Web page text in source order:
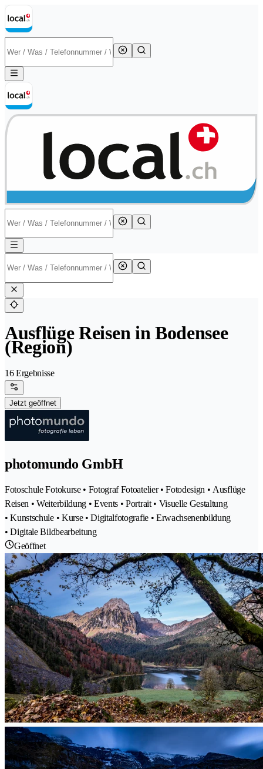
Ausflüge Reisen in Bodensee
(Region)
16 Ergebnisse
Jetzt geöffnet
photomundo GmbH
Fotoschule Fotokurse • Fotograf Fotoatelier • Fotodesign • Ausflüge
Reisen • Weiterbildung • Events • Portrait • Visuelle Gestaltung
• Kunstschule • Kurse • Digitalfotografie • Erwachsenenbildung
• Digitale Bildbearbeitung
Geöffnet